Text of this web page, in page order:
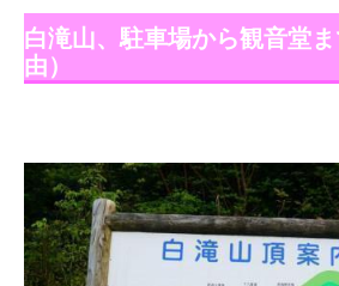
白滝山、駐車場から観音堂
由）